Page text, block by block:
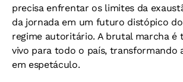
precisa enfrentar os limites da
da jornada em um futuro distópico
regime autoritário. A brutal marcha é
vivo para todo o país, transformando
em espetáculo.